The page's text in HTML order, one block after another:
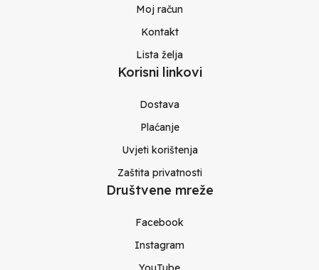
Moj račun
Kontakt
Lista želja
Korisni linkovi
Dostava
Plaćanje
Uvjeti korištenja
Zaštita privatnosti
Društvene mreže
Facebook
Instagram